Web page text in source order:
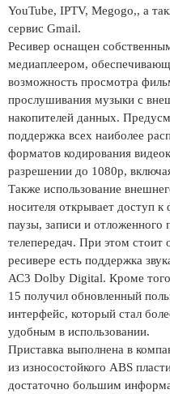
YouTube, IPTV, Megogo,, а
сервис Gmail.
Ресивер оснащен
медиаплеером,
возможность просмотра
прослушивания музыки с
накопителей данных.
поддержка всех наиболее
форматов кодирования
разрешении до 1080p,
Также использование
носителя открывает доступ к
паузы, записи и отложенного
телепередач. При этом стоит
ресивере есть поддержка
АС3 Dolby Digital. Кроме
15 получил обновленный
интерфейс, который стал
удобным в использовании.
Приставка выполнена в
из износостойкого ABS
достаточно большим